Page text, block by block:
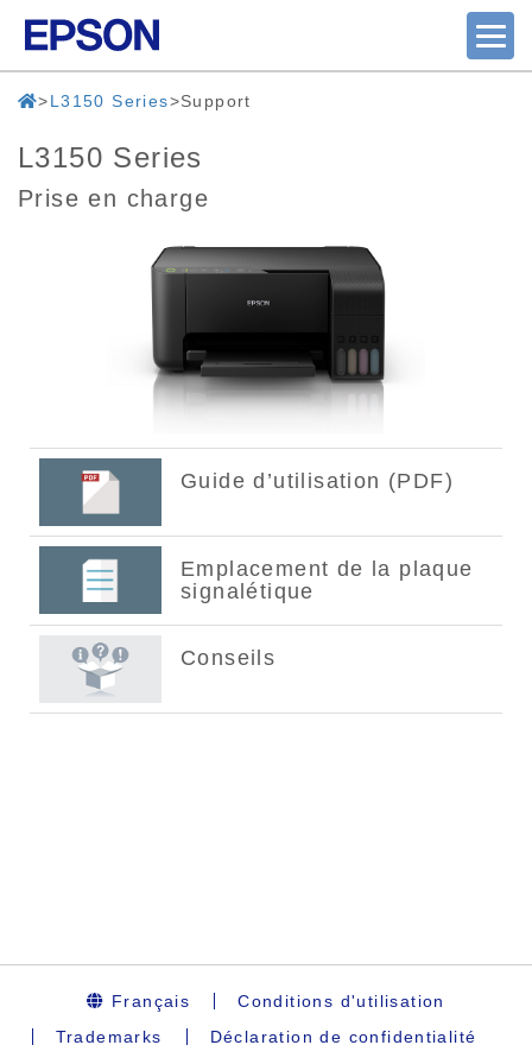
L3150 Series Support
L3150 Series
Prise en charge
Français
Conditions d'utilisation
Trademarks
Déclaration de confidentialité